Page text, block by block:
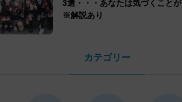
3選・・・あなたは気づくこと
※解説あり
カテゴリー